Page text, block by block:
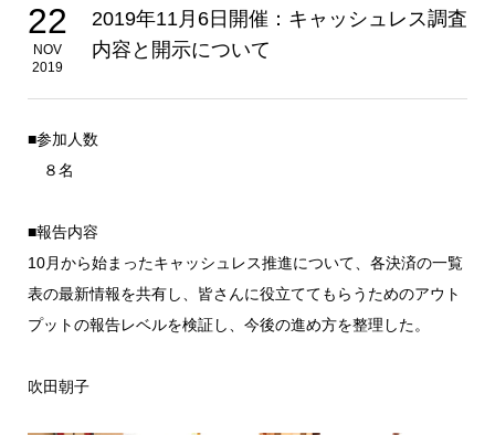
22
NOV
2019
2019年11月6日開催：キャッシュレス調査
内容と開示について
■参加人数
８名
■報告内容
10月から始まったキャッシュレス推進について、各決済の一覧
表の最新情報を共有し、皆さんに役立ててもらうためのアウト
プットの報告レベルを検証し、今後の進め方を整理した。
吹田朝子